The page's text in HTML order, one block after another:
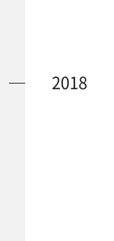
2018